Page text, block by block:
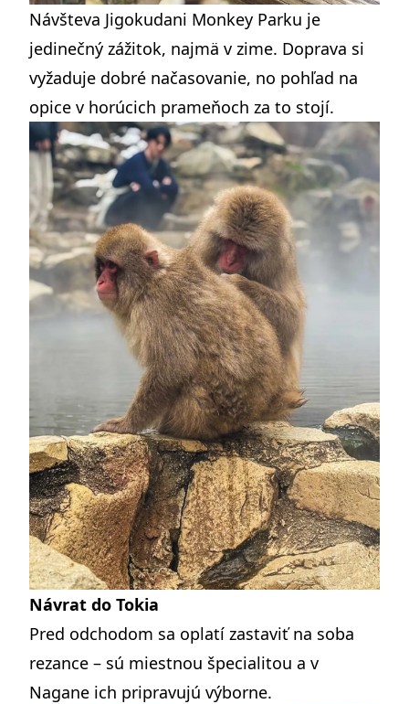
Návšteva Jigokudani Monkey Parku je
jedinečný zážitok, najmä v zime. Doprava si
vyžaduje dobré načasovanie, no pohľad na
opice v horúcich prameňoch za to stojí.
Návrat do Tokia
Pred odchodom sa oplatí zastaviť na soba
rezance – sú miestnou špecialitou a v
Nagane ich pripravujú výborne.